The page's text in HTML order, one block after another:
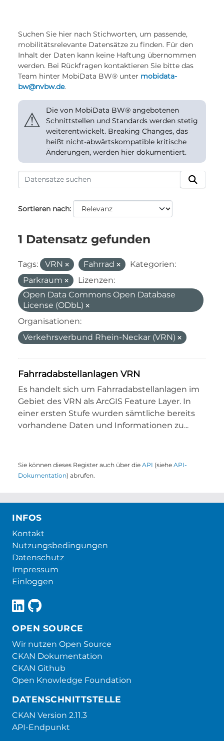
Suchen Sie hier nach Stichworten, um passende,
mobilitätsrelevante Datensätze zu finden. Für den
Inhalt der Daten kann keine Haftung übernommen
werden. Bei Rückfragen kontaktieren Sie bitte das
Team hinter MobiData BW® unter mobidata-
bw@nvbw.de.
⚠
Die von MobiData BW® angebotenen
Schnittstellen und Standards werden stetig
weiterentwickelt. Breaking Changes, das
heißt nicht-abwärtskompatible kritische
Änderungen, werden hier dokumentiert.
Sortieren nach
1 Datensatz gefunden
Tags: VRN Fahrrad
Kategorien:
Parkraum
Lizenzen:
Open Data Commons Open Database
License (ODbL)
Organisationen:
Verkehrsverbund Rhein-Neckar (VRN)
Fahrradabstellanlagen VRN
Es handelt sich um Fahrradabstellanlagen im
Gebiet des VRN als ArcGIS Feature Layer. In
einer ersten Stufe wurden sämtliche bereits
vorhandene Daten und Informationen zu...
Sie können dieses Register auch über die API (siehe API-
Dokumentation) abrufen.
INFOS
Kontakt
Nutzungsbedingungen
Datenschutz
Impressum
Einloggen
OPEN SOURCE
Wir nutzen Open Source
CKAN Dokumentation
CKAN Github
Open Knowledge Foundation
DATENSCHNITTSTELLE
CKAN Version 2.11.3
API-Endpunkt